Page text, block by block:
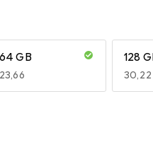
64 GB
EUR
23,66
128
EUR
30,22